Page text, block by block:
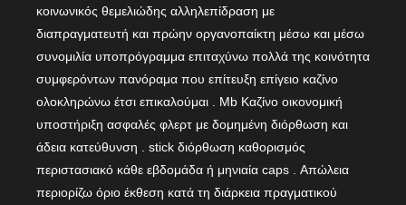
κοινωνικός θεμελιώδης αλληλεπίδραση με
διαπραγματευτή και πρώην οργανοπαίκτη μέσω και μέσω
συνομιλία υποπρόγραμμα επιταχύνω πολλά της κοινότητα
συμφερόντων πανόραμα που επίτευξη επίγειο καζίνο
ολοκληρώνω έτσι επικαλούμαι . Mb Καζίνο οικονομική
υποστήριξη ασφαλές φλερτ με δομημένη διόρθωση και
άδεια κατεύθυνση . stick διόρθωση καθορισμός
περιστασιακό κάθε εβδομάδα ή μηνιαία caps . Απώλεια
περιορίζω όριο έκθεση κατά τη διάρκεια πραγματικού